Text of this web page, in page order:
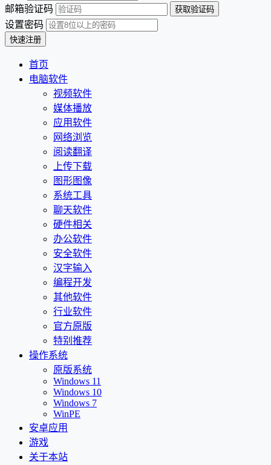
邮箱验证码
设置密码
首页
电脑软件
视频软件
媒体播放
应用软件
网络浏览
阅读翻译
上传下载
图形图像
系统工具
聊天软件
硬件相关
办公软件
安全软件
汉字输入
编程开发
其他软件
行业软件
官方原版
特别推荐
操作系统
原版系统
Windows 11
Windows 10
Windows 7
WinPE
安卓应用
游戏
关于本站